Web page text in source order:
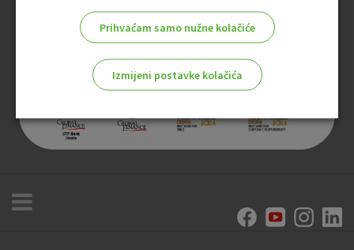
Prihvaćam samo nužne kolačiće
Izmijeni postavke kolačića